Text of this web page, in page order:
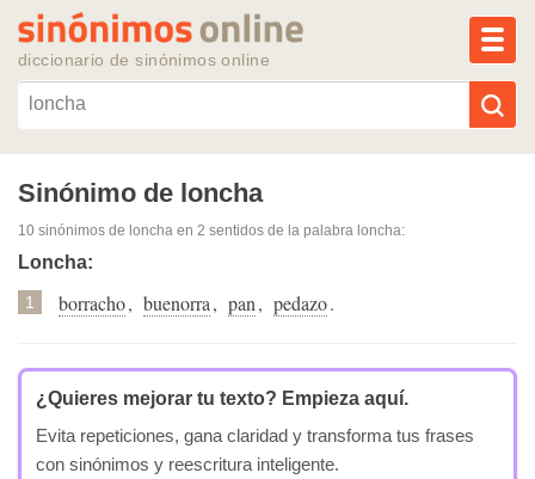
diccionario de sinónimos online
Reescribir texto con IA
Sinónimos populares
Temas populares
Temas recientes
Sinónimo de loncha
10 sinónimos de loncha en 2 sentidos de la palabra loncha:
Loncha:
1 borracho, buenorra, pan, pedazo.
¿Quieres mejorar tu texto? Empieza aquí.
Evita repeticiones, gana claridad y transforma tus frases
con sinónimos y reescritura inteligente.